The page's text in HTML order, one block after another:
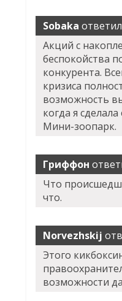
Sobaka
Акций с
беспокойства
конкурента.
кризиса
возможность
когда я
Мини-зоопарк.
Гриффон
Что
что.
Norvezhskij
Этого
возможности